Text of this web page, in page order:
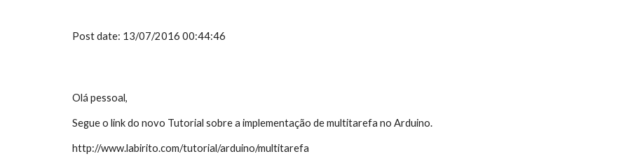
Post date: 13/07/2016 00:44:46
Olá pessoal,
Segue o link do novo Tutorial sobre a implementação de multitarefa no Arduino.
http://www.labirito.com/tutorial/arduino/multitarefa